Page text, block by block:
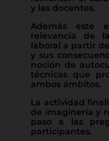
y las docentes.
Además este
relevancia de
laboral a partir
y sus
noción de
técnicas que
ambos ámbitos.
La actividad
de imaginería y
paso a las
participantes.